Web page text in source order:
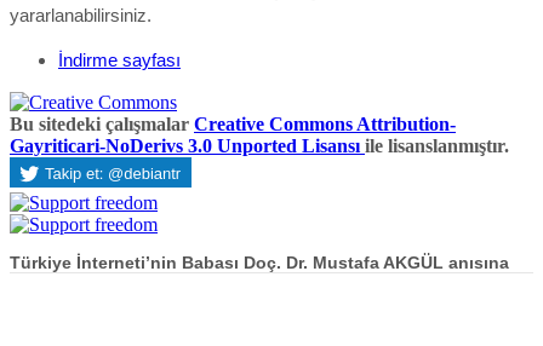
yararlanabilirsiniz.
İndirme sayfası
Bu sitedeki çalışmalar Creative Commons Attribution-
Gayriticari-NoDerivs 3.0 Unported Lisansı ile lisanslanmıştır.
Türkiye İnterneti’nin Babası Doç. Dr. Mustafa AKGÜL anısına